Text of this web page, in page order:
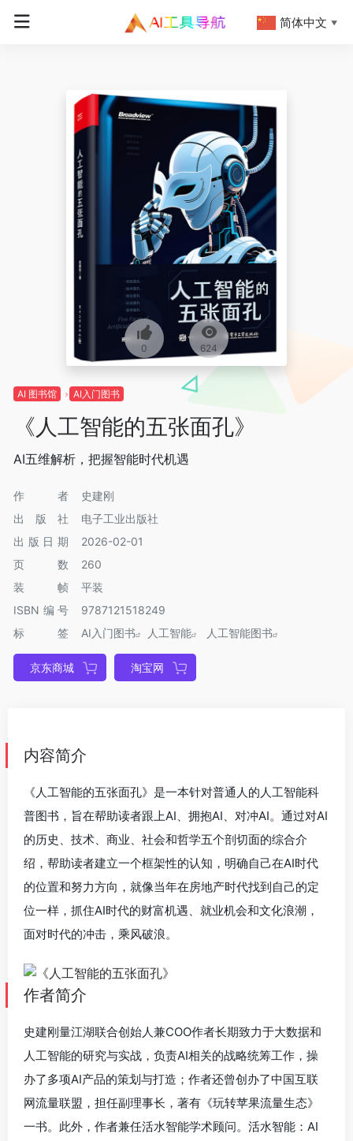
0 624
AI 图书馆 AI入门图书
《人工智能的五张面孔》
AI五维解析，把握智能时代机遇
作者
史建刚
出版社
电子工业出版社
出版日期
2026-02-01
页数
260
装帧
平装
ISBN编号
9787121518249
标签
AI入门图书 人工智能 人工智能图书
京东商城 淘宝网
内容简介
《人工智能的五张面孔》是一本针对普通人的人工智能科
普图书，旨在帮助读者跟上AI、拥抱AI、对冲AI。通过对AI
的历史、技术、商业、社会和哲学五个剖切面的综合介
绍，帮助读者建立一个框架性的认知，明确自己在AI时代
的位置和努力方向，就像当年在房地产时代找到自己的定
位一样，抓住AI时代的财富机遇、就业机会和文化浪潮，
面对时代的冲击，乘风破浪。
作者简介
史建刚量江湖联合创始人兼COO作者长期致力于大数据和
人工智能的研究与实战，负责AI相关的战略统筹工作，操
办了多项AI产品的策划与打造；作者还曾创办了中国互联
网流量联盟，担任副理事长，著有《玩转苹果流量生态》
一书。此外，作者兼任活水智能学术顾问。活水智能：AI
简体中文 ▼